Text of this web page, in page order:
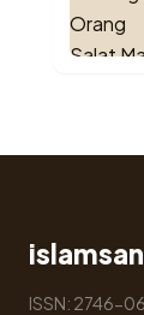
ISSN: 2746-